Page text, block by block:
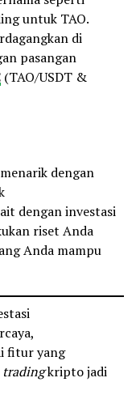
untuk TAO.
di
pasangan
(TAO/USDT &
dengan
dengan investasi
riset Anda
Anda mampu
fitur yang
tradingkripto jadi